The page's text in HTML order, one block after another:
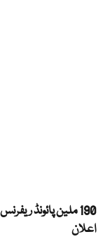
190 ملین پائونڈ
اعلان